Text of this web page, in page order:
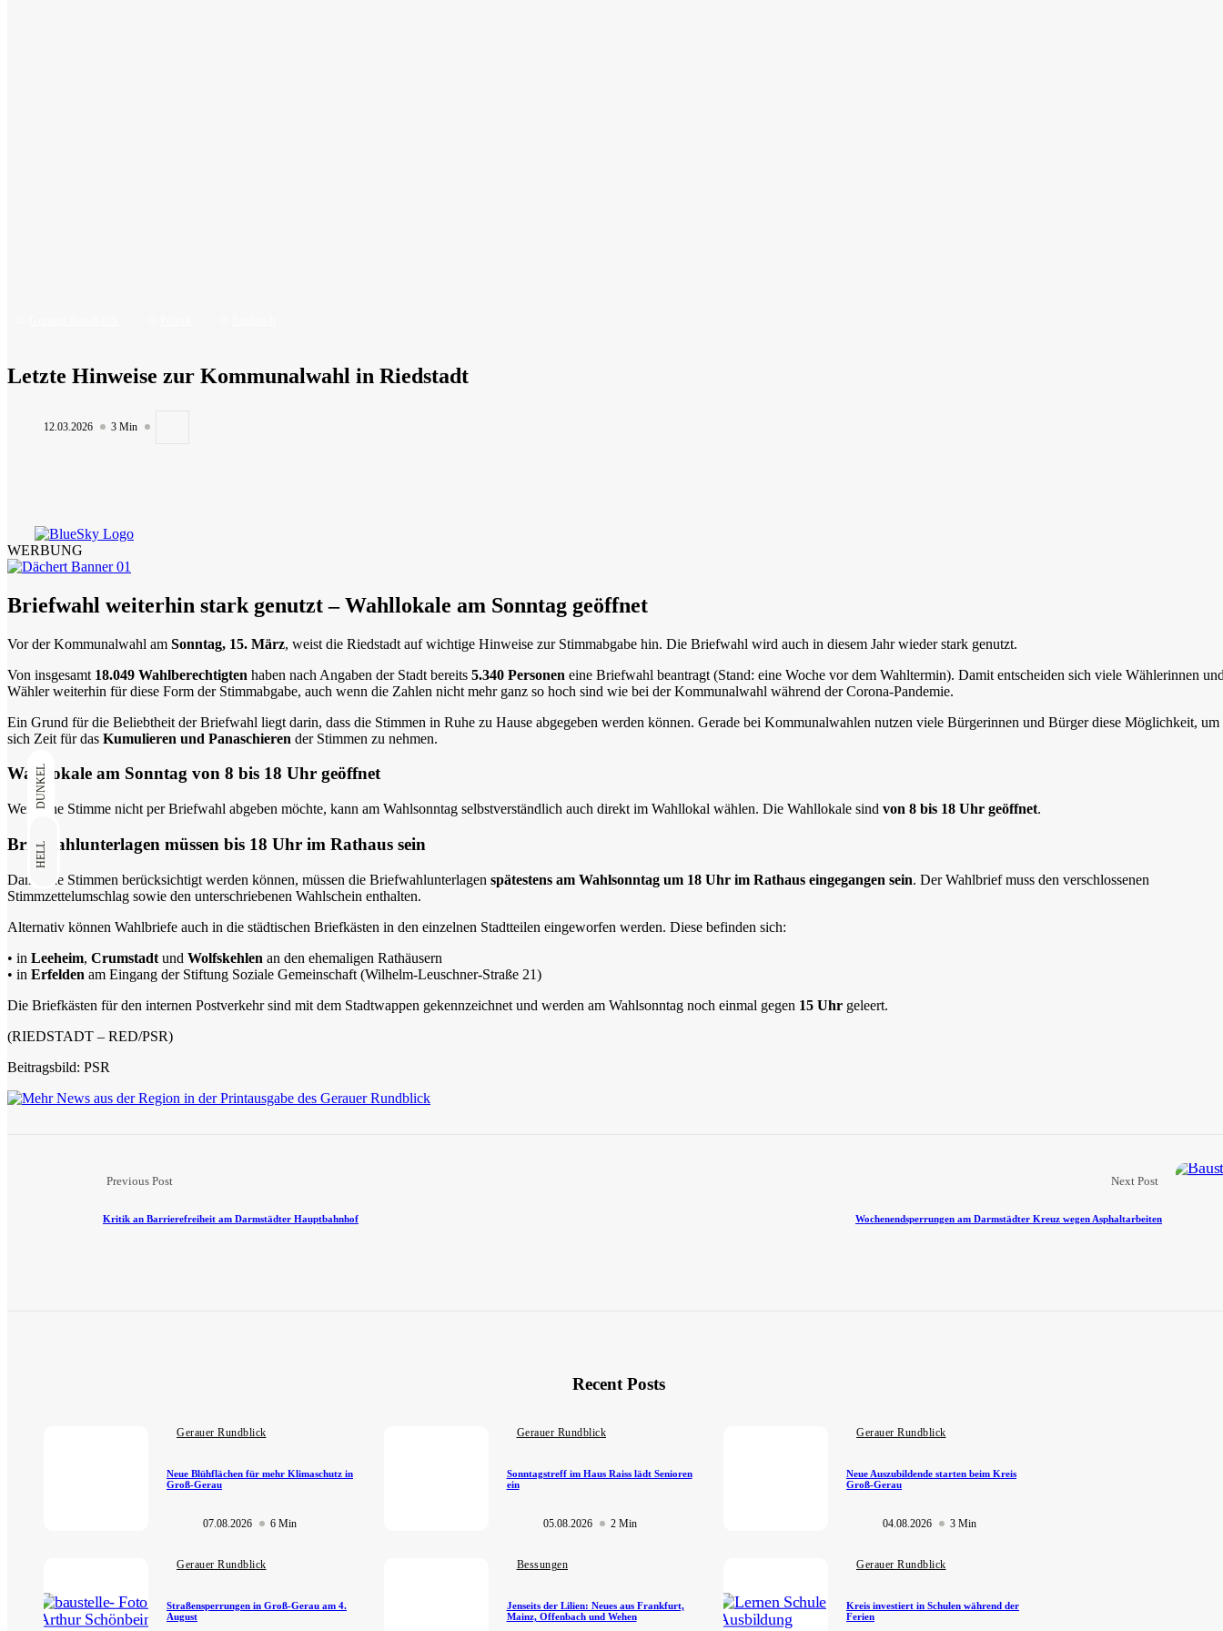
HELL
DUNKEL
Neue Blühflächen für mehr Klimaschutz...
Mehrere Straßensperrungen in Weiterstadt im...
07.08.2026 3 Min
Wildtiere in Darmstadt: Stadt setzt...
07.08.2026 6 Min
Letzte Hinweise zur Kommunalwahl in Riedstadt
12.03.2026 3 Min
WERBUNG
Briefwahl weiterhin stark genutzt – Wahllokale am Sonntag geöffnet
Vor der Kommunalwahl am Sonntag, 15. März, weist die Riedstadt auf wichtige Hinweise zur Stimmabgabe hin. Die Briefwahl wird auch in diesem Jahr wieder stark genutzt.
Von insgesamt 18.049 Wahlberechtigten haben nach Angaben der Stadt bereits 5.340 Personen eine Briefwahl beantragt (Stand: eine Woche vor dem Wahltermin). Damit entscheiden sich viele Wählerinnen
Wähler weiterhin für diese Form der Stimmabgabe, auch wenn die Zahlen nicht mehr ganz so hoch sind wie bei der Kommunalwahl während der Corona-Pandemie.
Ein Grund für die Beliebtheit der Briefwahl liegt darin, dass die Stimmen in Ruhe zu Hause abgegeben werden können. Gerade bei Kommunalwahlen nutzen viele Bürgerinnen und Bürger diese Möglichkeit, um
sich Zeit für das Kumulieren und Panaschieren der Stimmen zu nehmen.
Wahllokale am Sonntag von 8 bis 18 Uhr geöffnet
Wer seine Stimme nicht per Briefwahl abgeben möchte, kann am Wahlsonntag selbstverständlich auch direkt im Wahllokal wählen. Die Wahllokale sind von 8 bis 18 Uhr geöffnet.
Briefwahlunterlagen müssen bis 18 Uhr im Rathaus sein
Damit die Stimmen berücksichtigt werden können, müssen die Briefwahlunterlagen spätestens am Wahlsonntag um 18 Uhr im Rathaus eingegangen sein. Der Wahlbrief muss den verschlossenen
Stimmzettelumschlag sowie den unterschriebenen Wahlschein enthalten.
Alternativ können Wahlbriefe auch in die städtischen Briefkästen in den einzelnen Stadtteilen eingeworfen werden. Diese befinden sich:
• in Leeheim, Crumstadt und Wolfskehlen an den ehemaligen Rathäusern
• in Erfelden am Eingang der Stiftung Soziale Gemeinschaft (Wilhelm-Leuschner-Straße 21)
Die Briefkästen für den internen Postverkehr sind mit dem Stadtwappen gekennzeichnet und werden am Wahlsonntag noch einmal gegen 15 Uhr geleert.
(RIEDSTADT – RED/PSR)
Beitragsbild: PSR
Previous Post
Kritik an Barrierefreiheit am Darmstädter Hauptbahnhof
Next Post
Wochenendsperrungen am Darmstädter Kreuz wegen Asphaltarbeiten
Recent Posts
Gerauer Rundblick
Neue Blühflächen für mehr Klimaschutz in
Groß-Gerau
07.08.2026 6 Min
Gerauer Rundblick
Sonntagstreff im Haus Raiss lädt Senioren
ein
05.08.2026 2 Min
Gerauer Rundblick
Neue Auszubildende starten beim Kreis
Groß-Gerau
04.08.2026 3 Min
Gerauer Rundblick
Straßensperrungen in Groß-Gerau am 4.
August
Bessungen
Jenseits der Lilien: Neues aus Frankfurt,
Mainz, Offenbach und Wehen
Gerauer Rundblick
Kreis investiert in Schulen während der
Ferien